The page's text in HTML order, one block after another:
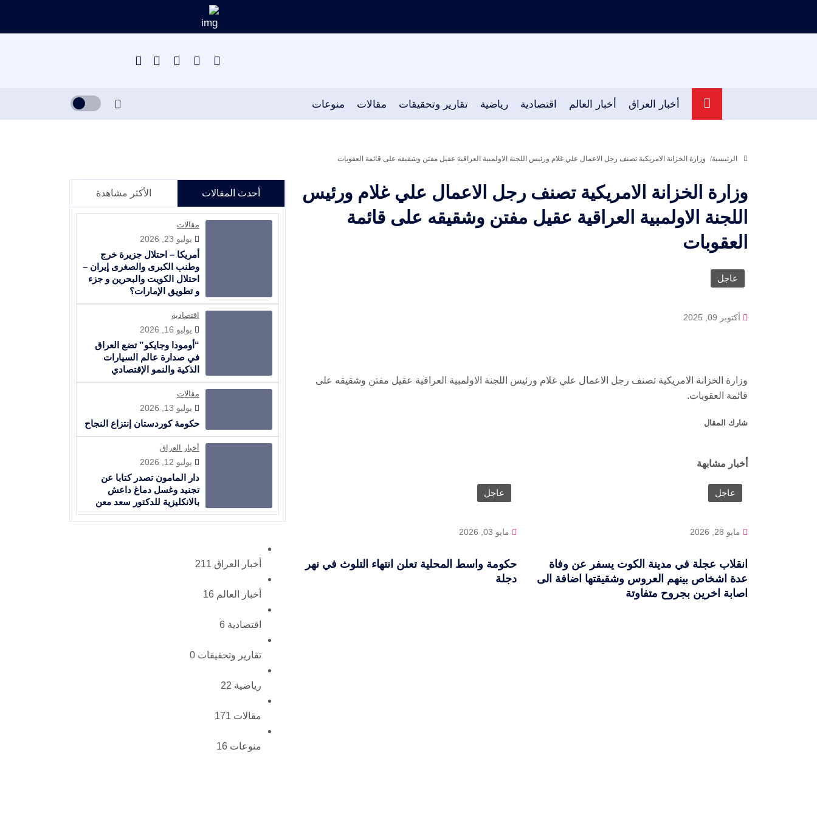
أخبار العراق أخبار العالم اقتصادية رياضية تقارير وتحقيقات مقالات منوعات
الرئيسية وزارة الخزانة الامريكية تصنف رجل الاعمال علي غلام ورئيس اللجنة الاولمبية العراقية عقيل مفتن وشقيقه على قائمة العقوبات
وزارة الخزانة الامريكية تصنف رجل الاعمال علي غلام ورئيس
اللجنة الاولمبية العراقية عقيل مفتن وشقيقه على قائمة
العقوبات
عاجل
أكتوبر 09, 2025
وزارة الخزانة الامريكية تصنف رجل الاعمال علي غلام ورئيس اللجنة الاولمبية العراقية عقيل مفتن وشقيقه على
قائمة العقوبات.
شارك المقال
أخبار مشابهة
عاجل
مايو 28, 2026
انقلاب عجلة في مدينة الكوت يسفر عن وفاة
عدة اشخاص بينهم العروس وشقيقتها اضافة الى
اصابة اخرين بجروح متفاوتة
عاجل
مايو 03, 2026
حكومة واسط المحلية تعلن انتهاء التلوث في نهر
دجلة
أحدث المقالات الأكثر مشاهدة
مقالات
يوليو 23, 2026
أمريكا – احتلال جزيرة خرج
وطنب الكبرى والصغرى إيران –
احتلال الكويت والبحرين و جزء
و تطويق الإمارات؟
اقتصادية
يوليو 16, 2026
“أومودا وجايكو” تضع العراق
في صدارة عالم السيارات
الذكية والنمو الإقتصادي
مقالات
يوليو 13, 2026
حكومة كوردستان إنتزاع النجاح
أخبار العراق
يوليو 12, 2026
دار المامون تصدر كتابا عن
تجنيد وغسل دماغ داعش
بالانكليزية للدكتور سعد معن
أخبار العراق 211
أخبار العالم 16
اقتصادية 6
تقارير وتحقيقات 0
رياضية 22
مقالات 171
منوعات 16